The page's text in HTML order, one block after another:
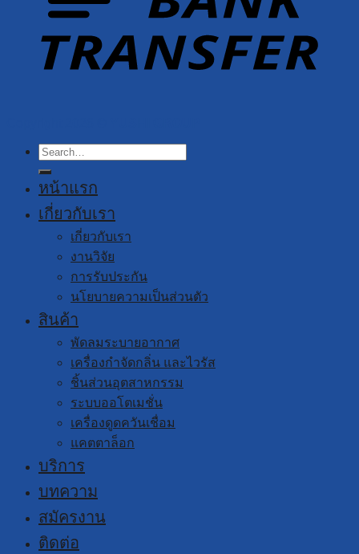
Search
for:
หน้าแรก
เกี่ยวกับเรา
เกี่ยวกับเรา
งานวิจัย
การรับประกัน
นโยบายความเป็นส่วนตัว
สินค้า
พัดลมระบายอากาศ
เครื่องกำจัดกลิ่น และไวรัส
ชิ้นส่วนอุตสาหกรรม
ระบบออโตเมชั่น
เครื่องดูดควันเชื่อม
แคตตาล็อก
บริการ
บทความ
สมัครงาน
ติดต่อ